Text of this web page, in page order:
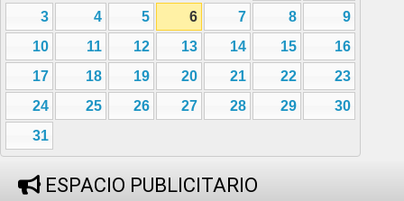
3
4 5 6 7 8
9
10
11 12 13 14 15
16
17
18 19 20 21 22
23
24
25 26 27 28 29
30
31
ESPACIO PUBLICITARIO